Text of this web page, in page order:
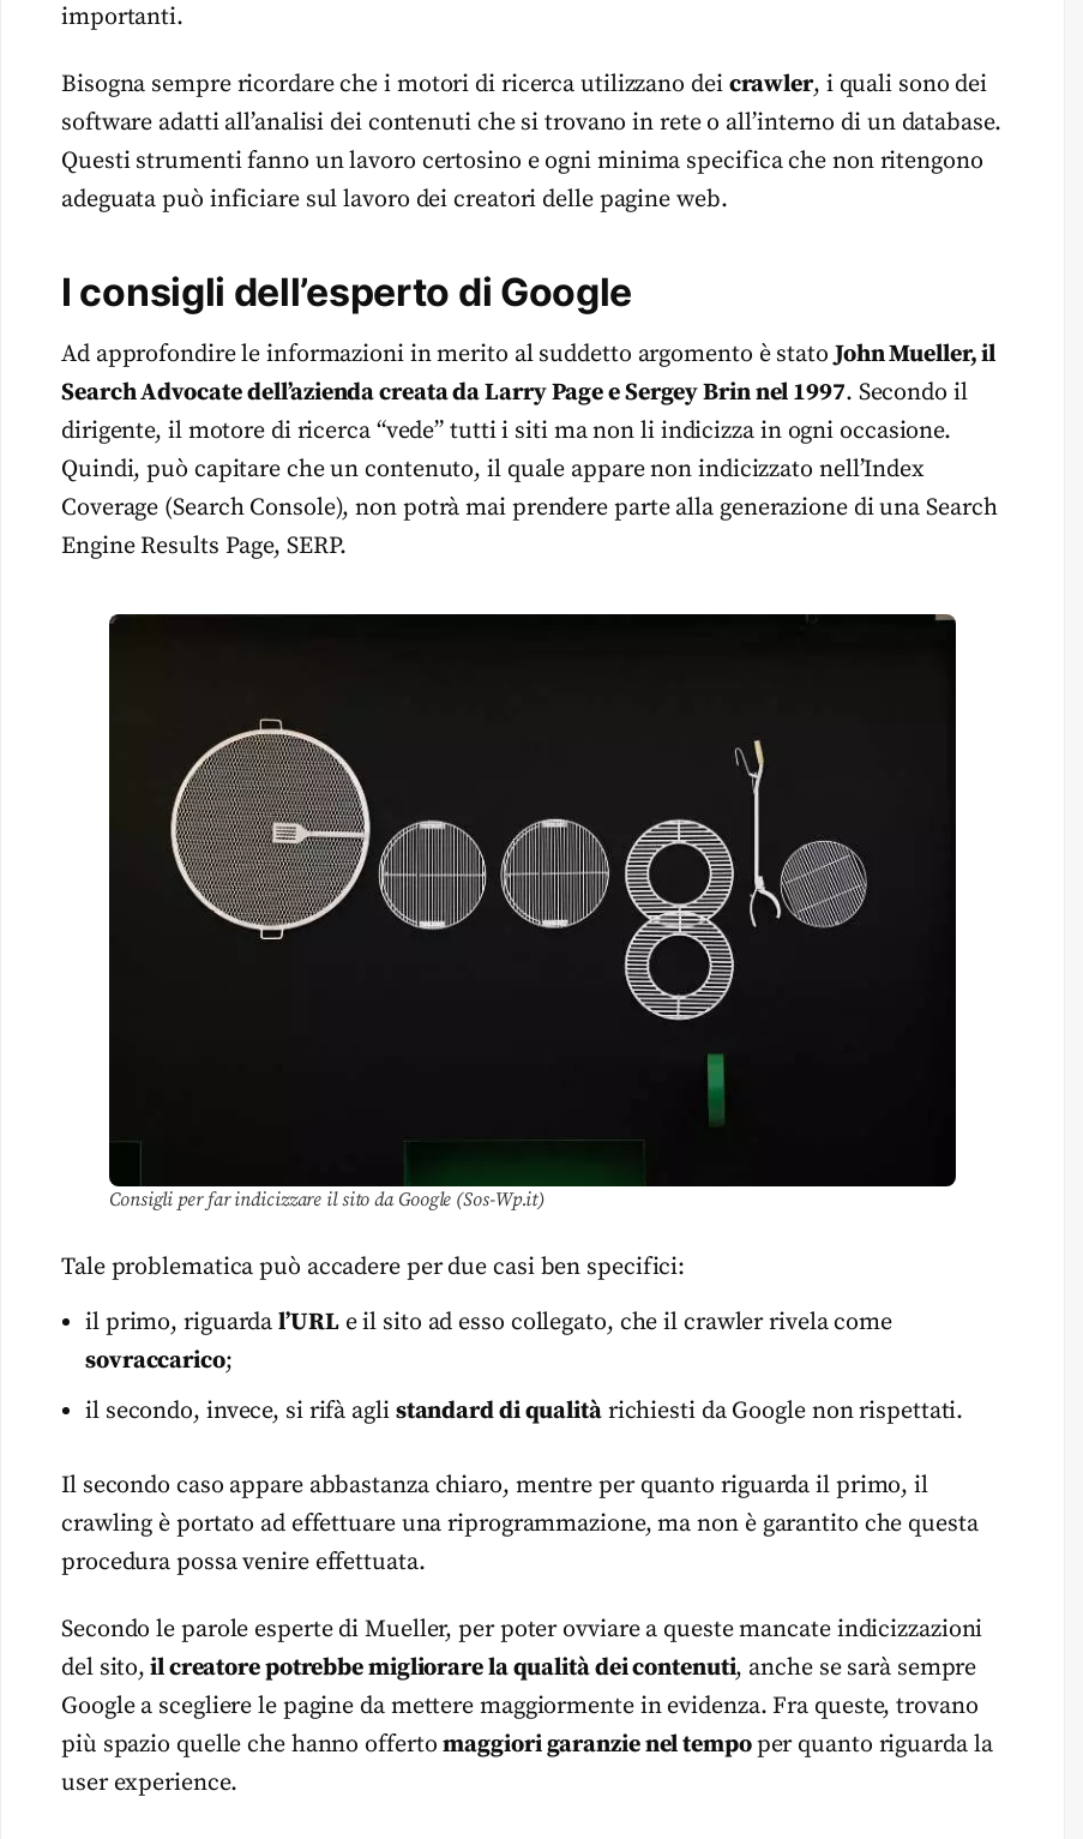
importanti.
Bisogna sempre ricordare che i motori di ricerca utilizzano dei crawler, i quali sono dei
software adatti all’analisi dei contenuti che si trovano in rete o all’interno di un database.
Questi strumenti fanno un lavoro certosino e ogni minima specifica che non ritengono
adeguata può inficiare sul lavoro dei creatori delle pagine web.
I consigli dell’esperto di Google
Ad approfondire le informazioni in merito al suddetto argomento è statoJohn Mueller, il
Search Advocatedell’azienda creata da Larry Page e Sergey Brin nel 1997. Secondo il
dirigente, il motore di ricerca “vede” tutti i siti ma non li indicizza in ogni occasione.
Quindi, può capitare che un contenuto, il quale appare non indicizzato nell’Index
Coverage (Search Console), non potrà mai prendere parte alla generazione di una Search
Engine Results Page, SERP.
Consigli per far indicizzare il sito da Google (Sos-Wp.it)
Tale problematica può accadere per due casi ben specifici:
il primo, riguardal’URLe il sito ad esso collegato, che il crawler rivela come
sovraccarico;
il secondo, invece, si rifà agli standard di qualitàrichiesti da Google non rispettati.
Il secondo caso appare abbastanza chiaro, mentre per quanto riguarda il primo, il
crawling è portato ad effettuare una riprogrammazione, ma non è garantito che questa
procedura possa venire effettuata.
Secondo le parole esperte di Mueller, per poter ovviare a queste mancate indicizzazioni
del sito, il creatore potrebbe migliorare la qualità dei contenuti, anche se sarà sempre
Google a scegliere le pagine da mettere maggiormente in evidenza. Fra queste, trovano
più spazio quelle che hanno offertomaggiori garanzie nel tempoper quanto riguarda la
user experience.